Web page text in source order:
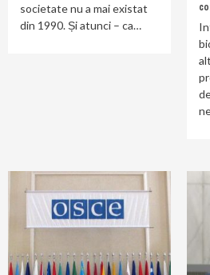
societate nu a mai existat
din 1990. Și atunci – ca…